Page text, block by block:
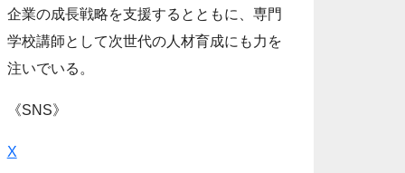
企業の成長戦略を支援するとともに、専門
学校講師として次世代の人材育成にも力を
注いでいる。
《SNS》
X